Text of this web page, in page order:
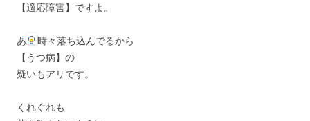
【適応障害】ですよ。
あ
時々落ち込んでるから
【うつ病】の
疑いもアリです。
くれぐれも